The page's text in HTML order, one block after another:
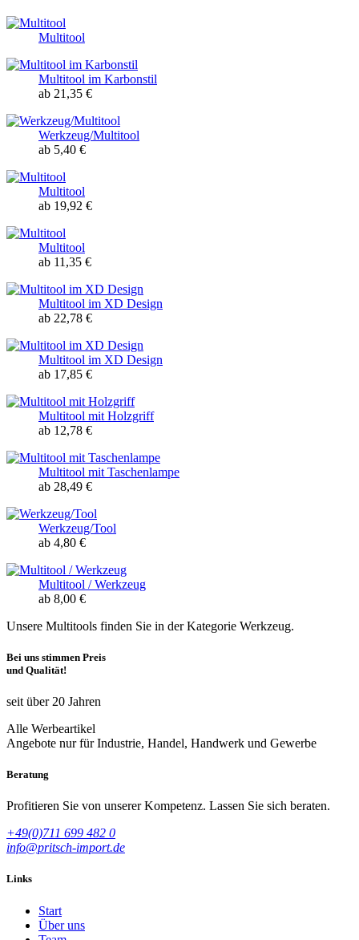
Multitool
Multitool im Karbonstil
ab 21,35 €
Werkzeug/Multitool
ab 5,40 €
Multitool
ab 19,92 €
Multitool
ab 11,35 €
Multitool im XD Design
ab 22,78 €
Multitool im XD Design
ab 17,85 €
Multitool mit Holzgriff
ab 12,78 €
Multitool mit Taschenlampe
ab 28,49 €
Werkzeug/Tool
ab 4,80 €
Multitool / Werkzeug
ab 8,00 €
Unsere Multitools finden Sie in der Kategorie Werkzeug.
Bei uns stimmen Preis
und Qualität!
seit über 20 Jahren
Alle Werbeartikel
Angebote nur für Industrie, Handel, Handwerk und Gewerbe
Beratung
Profitieren Sie von unserer Kompetenz. Lassen Sie sich beraten.
+49(0)711 699 482 0
info@pritsch-import.de
Links
Start
Über uns